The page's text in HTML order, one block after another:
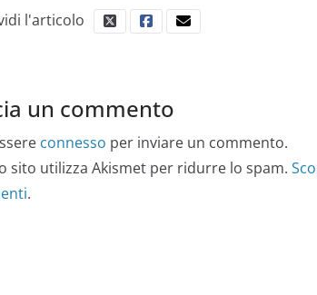
l'articolo
un commento
connesso per inviare un commento.
sito utilizza Akismet per ridurre lo spam.
.